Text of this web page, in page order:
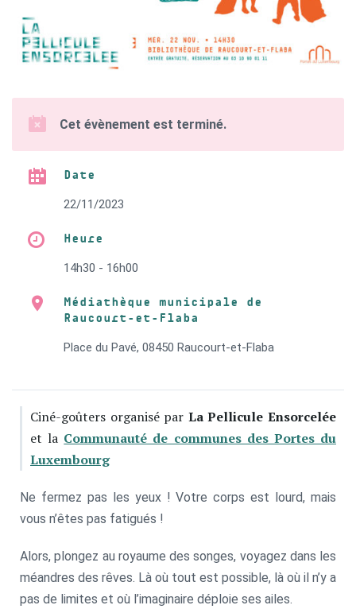
Cet évènement est terminé.
Date
22/11/2023
Heure
14h30 - 16h00
Médiathèque municipale de
Raucourt-et-Flaba
Place du Pavé, 08450 Raucourt-et-Flaba
Ciné-goûters organisé par La Pellicule Ensorcelée
et la Communauté de communes des Portes du
Luxembourg
Ne fermez pas les yeux ! Votre corps est lourd, mais
vous n’êtes pas fatigués !
Alors, plongez au royaume des songes, voyagez dans les
méandres des rêves. Là où tout est possible, là où il n’y a
pas de limites et où l’imaginaire déploie ses ailes.